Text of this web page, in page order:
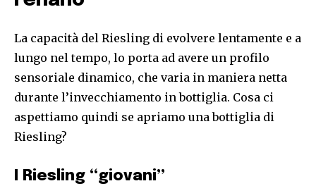
La capacità del Riesling di evolvere lentamente e a
lungo nel tempo, lo porta ad avere un profilo
sensoriale dinamico, che varia in maniera netta
durante l’invecchiamento in bottiglia. Cosa ci
aspettiamo quindi se apriamo una bottiglia di
Riesling?
I Riesling “giovani”